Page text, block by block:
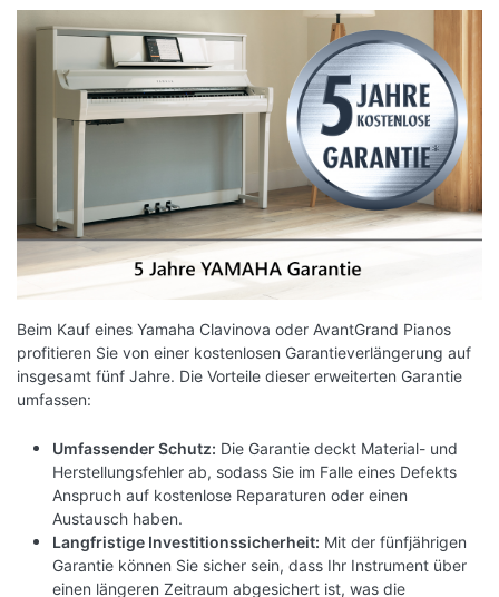
Beim Kauf eines Yamaha Clavinova oder AvantGrand Pianos
profitieren Sie von einer kostenlosen Garantieverlängerung auf
insgesamt fünf Jahre. Die Vorteile dieser erweiterten Garantie
umfassen:
Umfassender Schutz: Die Garantie deckt Material- und
Herstellungsfehler ab, sodass Sie im Falle eines Defekts
Anspruch auf kostenlose Reparaturen oder einen
Austausch haben.
Langfristige Investitionssicherheit: Mit der fünfjährigen
Garantie können Sie sicher sein, dass Ihr Instrument über
einen längeren Zeitraum abgesichert ist, was die